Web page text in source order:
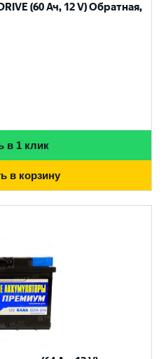
(60 Ач, 12 V) Обратная,
в 1 клик
в корзину